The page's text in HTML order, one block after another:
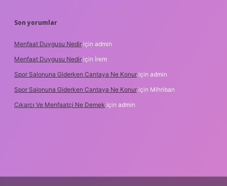
Son yorumlar
Menfaat Duygusu Nedir için admin
Menfaat Duygusu Nedir için İrem
Spor Salonuna Giderken Cantaya Ne Konur için admin
Spor Salonuna Giderken Cantaya Ne Konur için Mihriban
Çıkarcı Ve Menfaatçi Ne Demek için admin